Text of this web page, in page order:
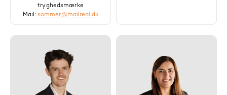
tryghedsmærke
Mail: sommer@mailreal.dk